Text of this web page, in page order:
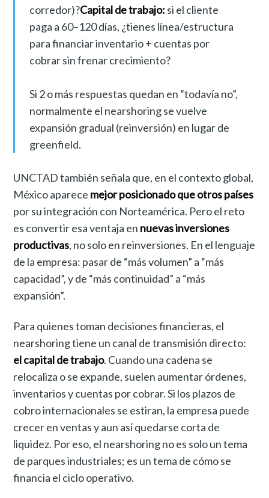
corredor)?Capital de trabajo: si el cliente
paga a 60–120 días, ¿tienes línea/estructura
para financiar inventario + cuentas por
cobrar sin frenar crecimiento?
Si 2 o más respuestas quedan en “todavía no”,
normalmente el nearshoring se vuelve
expansión gradual (reinversión) en lugar de
greenfield.
UNCTAD también señala que, en el contexto global,
México aparece mejor posicionado que otros países
por su integración con Norteamérica. Pero el reto
es convertir esa ventaja en nuevas inversiones
productivas, no solo en reinversiones. En el lenguaje
de la empresa: pasar de “más volumen” a “más
capacidad”, y de “más continuidad” a “más
expansión”.
Para quienes toman decisiones financieras, el
nearshoring tiene un canal de transmisión directo:
el capital de trabajo. Cuando una cadena se
relocaliza o se expande, suelen aumentar órdenes,
inventarios y cuentas por cobrar. Si los plazos de
cobro internacionales se estiran, la empresa puede
crecer en ventas y aun así quedarse corta de
liquidez. Por eso, el nearshoring no es solo un tema
de parques industriales; es un tema de cómo se
financia el ciclo operativo.